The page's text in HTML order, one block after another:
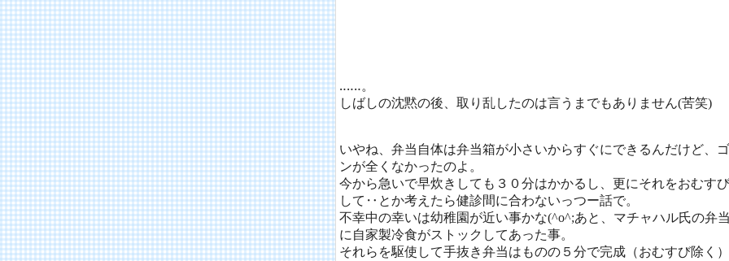
‥‥‥。
しばしの沈黙の後、取り乱したのは言うまでもありません(苦笑)
いやね、弁当自体は弁当箱が小さいからすぐにできるんだけど、
ンが全くなかったのよ。
今から急いで早炊きしても３０分はかかるし、更にそれをおむす
して‥とか考えたら健診間に合わないっつー話で。
不幸中の幸いは幼稚園が近い事かな(^o^;あと、マチャハル氏の弁
に自家製冷食がストックしてあった事。
それらを駆使して手抜き弁当はものの５分で完成（おむすび除く